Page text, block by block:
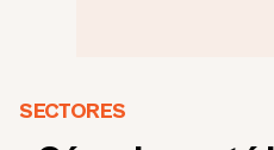
SECTORES